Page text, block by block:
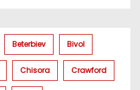
Beterbiev Bivol
Chisora Crawford